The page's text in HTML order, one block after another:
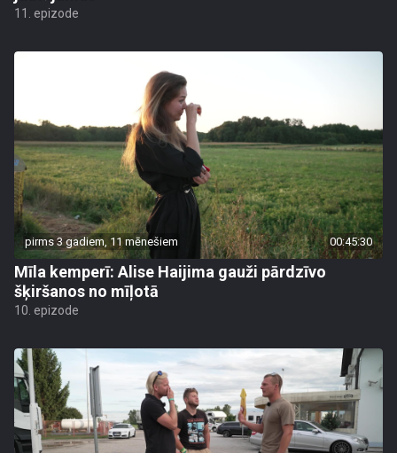
11. epizode
pirms 3 gadiem, 11 mēnešiem 00:45:30
Mīla kemperī: Alise Haijima gauži pārdzīvo
šķiršanos no mīļotā
10. epizode